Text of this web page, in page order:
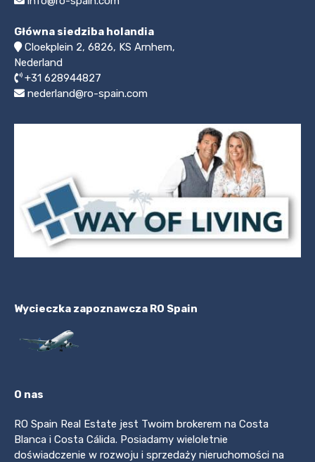
Główna siedziba holandia
Cloekplein 2, 6826, KS Arnhem,
Nederland
+31 628944827
nederland@ro-spain.com
Wycieczka zapoznawcza RO Spain
O nas
RO Spain Real Estate jest Twoim brokerem na Costa
Blanca i Costa Cálida. Posiadamy wieloletnie
doświadczenie w rozwoju i sprzedaży nieruchomości na